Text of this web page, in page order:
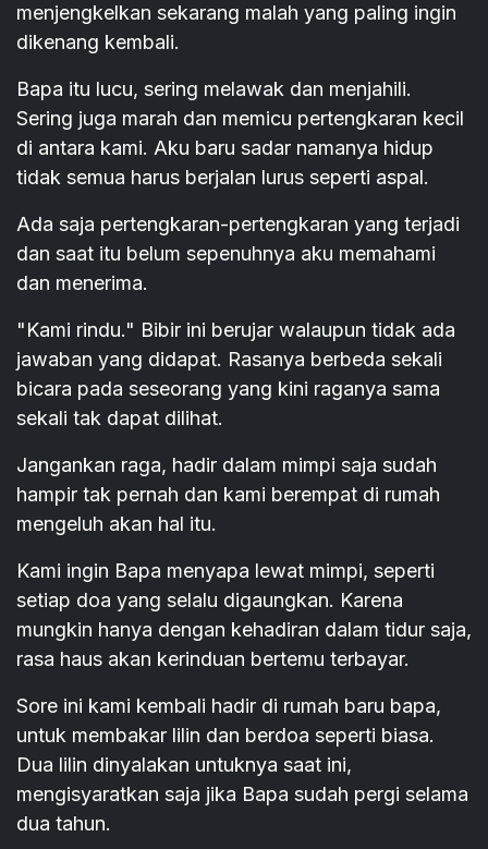
menjengkelkan sekarang malah yang paling ingin
dikenang kembali.
Bapa itu lucu, sering melawak dan menjahili.
Sering juga marah dan memicu pertengkaran kecil
di antara kami. Aku baru sadar namanya hidup
tidak semua harus berjalan lurus seperti aspal.
Ada saja pertengkaran-pertengkaran yang terjadi
dan saat itu belum sepenuhnya aku memahami
dan menerima.
"Kami rindu." Bibir ini berujar walaupun tidak ada
jawaban yang didapat. Rasanya berbeda sekali
bicara pada seseorang yang kini raganya sama
sekali tak dapat dilihat.
Jangankan raga, hadir dalam mimpi saja sudah
hampir tak pernah dan kami berempat di rumah
mengeluh akan hal itu.
Kami ingin Bapa menyapa lewat mimpi, seperti
setiap doa yang selalu digaungkan. Karena
mungkin hanya dengan kehadiran dalam tidur saja,
rasa haus akan kerinduan bertemu terbayar.
Sore ini kami kembali hadir di rumah baru bapa,
untuk membakar lilin dan berdoa seperti biasa.
Dua lilin dinyalakan untuknya saat ini,
mengisyaratkan saja jika Bapa sudah pergi selama
dua tahun.